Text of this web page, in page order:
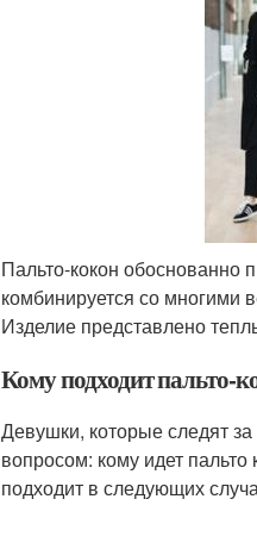
Пальто-кокон обоснованно
комбинируется со многими
Изделие представлено
Кому подходит пальто-
Девушки, которые следят
вопросом: кому идет
подходит в следующих